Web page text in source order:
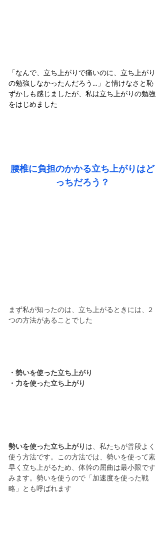
「なんで、立ち上がりで痛いのに、立ち上がり
の勉強しなかったんだろう…」と情けなさと恥
ずかしも感じましたが、私は立ち上がりの勉強
をはじめました
腰椎に負担のかかる立ち上がりはど
っちだろう？
まず私が知ったのは、立ち上がるときには、2
つの方法があることでした
・勢いを使った立ち上がり
・力を使った立ち上がり
勢いを使った立ち上がり は、私たちが普段よく
使う方法です。この方法では、勢いを使って素
早く立ち上がるため、体幹の屈曲は最小限です
みます。勢いを使うので「加速度を使った戦
略」とも呼ばれます